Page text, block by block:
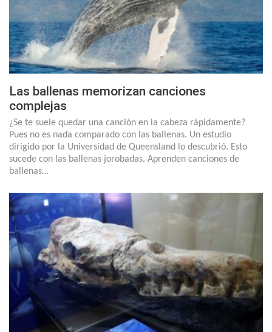
Las ballenas memorizan canciones
complejas
¿Se te suele quedar una canción en la cabeza rápidamente?
Pues no es nada comparado con las ballenas. Un estudio
dirigido por la Universidad de Queensland lo descubrió. Esto
sucede con las ballenas jorobadas. Aprenden canciones de
ballenas…